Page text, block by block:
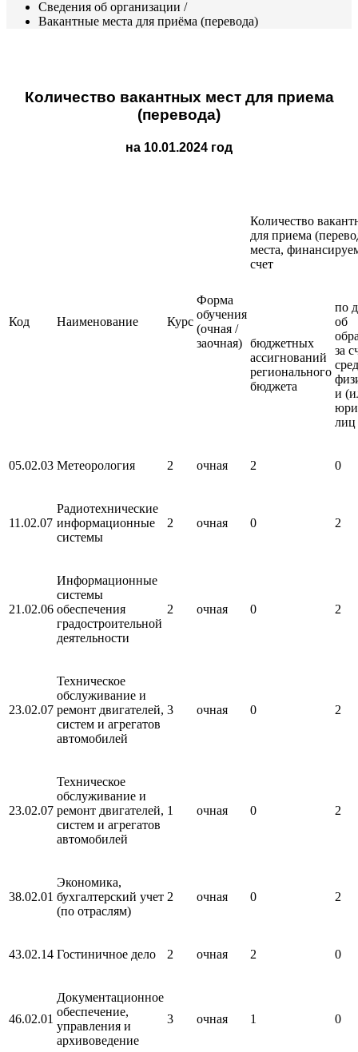
Сведения об организации /
Вакантные места для приёма (перевода)
Количество вакантных мест для приема
(перевода)
на 10.01.2024 год
Код Наименование Курс
Форма
обучения
(очная /
заочная)
Количество
для приема
места,
счет
бюджетных
ассигнований
регионального
бюджета
по
об
за
и
лиц
05.02.03 Метеорология 2 очная 2 0
11.02.07
Радиотехнические
информационные
системы
2 очная 0 2
21.02.06
Информационные
системы
обеспечения
градостроительной
деятельности
2 очная 0 2
23.02.07
Техническое
обслуживание и
ремонт двигателей,
систем и агрегатов
автомобилей
3 очная 0 2
23.02.07
Техническое
обслуживание и
ремонт двигателей,
систем и агрегатов
автомобилей
1 очная 0 2
38.02.01
Экономика,
бухгалтерский учет
(по отраслям)
2 очная 0 2
43.02.14 Гостиничное дело 2 очная 2 0
46.02.01
Документационное
обеспечение,
управления и
архивоведение
3 очная 1 0